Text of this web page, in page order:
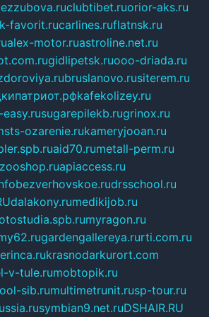
clubtibet.ruorior-aks.ru
favorit.rucarlines.ruflatnsk.ru
alex-motor.ruastroline.net.ru
gidlipetsk.ruooo-driada.ru
bruslanovo.rusiterem.ru
kafekolizey.ru
sugarepilekb.rugrinox.ru
ozarenie.rukameryjooan.ru
aid70.rumetall-perm.ru
apiaccess.ru
bezverhovskoe.rudrsschool.ru
dalakony.rumedikijob.ru
myragon.ru
gardengallereya.rurti.com.ru
krasnodarkurort.com
v-tule.rumobtopik.ru
sib.rumultimetrunit.rusp-tour.ru
symbian9.net.ruDSHAIR.RU